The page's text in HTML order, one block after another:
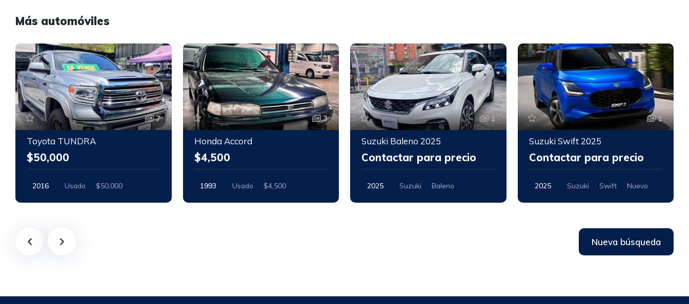
Más automóviles
7
Toyota TUNDRA
$50,000
2016 Usado $50,000
3
Honda Accord
$4,500
1993 Usado $4,500
1
Suzuki Baleno 2025
Contactar para precio
2025 Suzuki
Baleno
1
Suzuki Swift 2025
Contactar para precio
2025 Suzuki Swift Nuevo
Nueva búsqueda